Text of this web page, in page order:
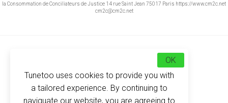
la Consommation de Conciliateurs de Justice 14 rue Saint Jean 75017 Paris https://www.cm2c.net
cm2c@cm2c.net
Tunetoo uses cookies to provide you with
a tailored experience. By continuing to
naviguate our website, you are agreeing to
OK